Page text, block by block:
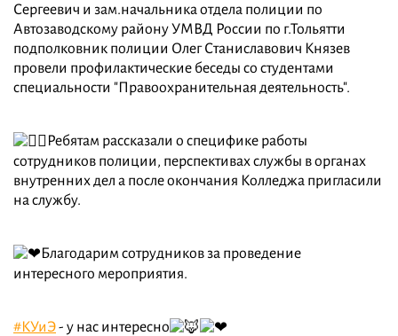
Сергеевич и зам.начальника отдела полиции по
Автозаводскому району УМВД России по г.Тольятти
подполковник полиции Олег Станиславович Князев
провели профилактические беседы со студентами
специальности "Правоохранительная деятельность".
Ребятам рассказали о специфике работы
сотрудников полиции, перспективах службы в органах
внутренних дел а после окончания Колледжа пригласили
на службу.
Благодарим сотрудников за проведение
интересного мероприятия.
#КУиЭ- у нас интересно